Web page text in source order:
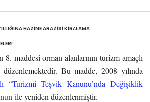
8. maddesi orman alanlarının turizm amaçlı
düzenlemektedir. Bu madde, 2008 yılında
“Turizmi Teşvik Kanunu’nda Değişiklik
ile yeniden düzenlenmiştir.
HAZINE ARAZISI KIRALAMA